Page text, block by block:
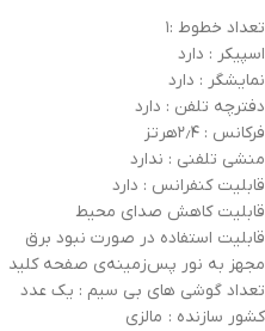
تعداد خطوط :۱
اسپیکر : دارد
نمایشگر : دارد
دفترچه تلفن : دارد
فرکانس : ۲٫۴هرتز
منشی تلفنی : ندارد
قابلیت کنفرانس : دارد
قابلیت کاهش صدای محیط
قابلیت استفاده در صورت نبود برق
مجهز به نور پس‌زمینه‌ی صفحه کلید
تعداد گوشی های بی سیم : یک عدد
کشور سازنده : مالزی